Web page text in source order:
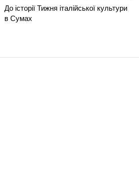
До історії Тижня італійської культури
в Сумах